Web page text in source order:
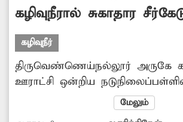
கழிவுநீரால் சுகாதார
கழிவுநீர்
திருவெண்ணெய்நல்லூர் அருகே
ஊராட்சி ஒன்றிய
வைக்கோல் கழிவுகள் குவிந்து
மேலும் பள்ளியை சுற்றி கழிவுநீர்
மேலும்